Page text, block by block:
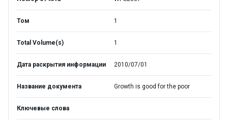
Том 1
Total Volume(s) 1
Дата раскрытия информации 2010/07/01
Название документа Growth is good for the poor
Ключевые слова